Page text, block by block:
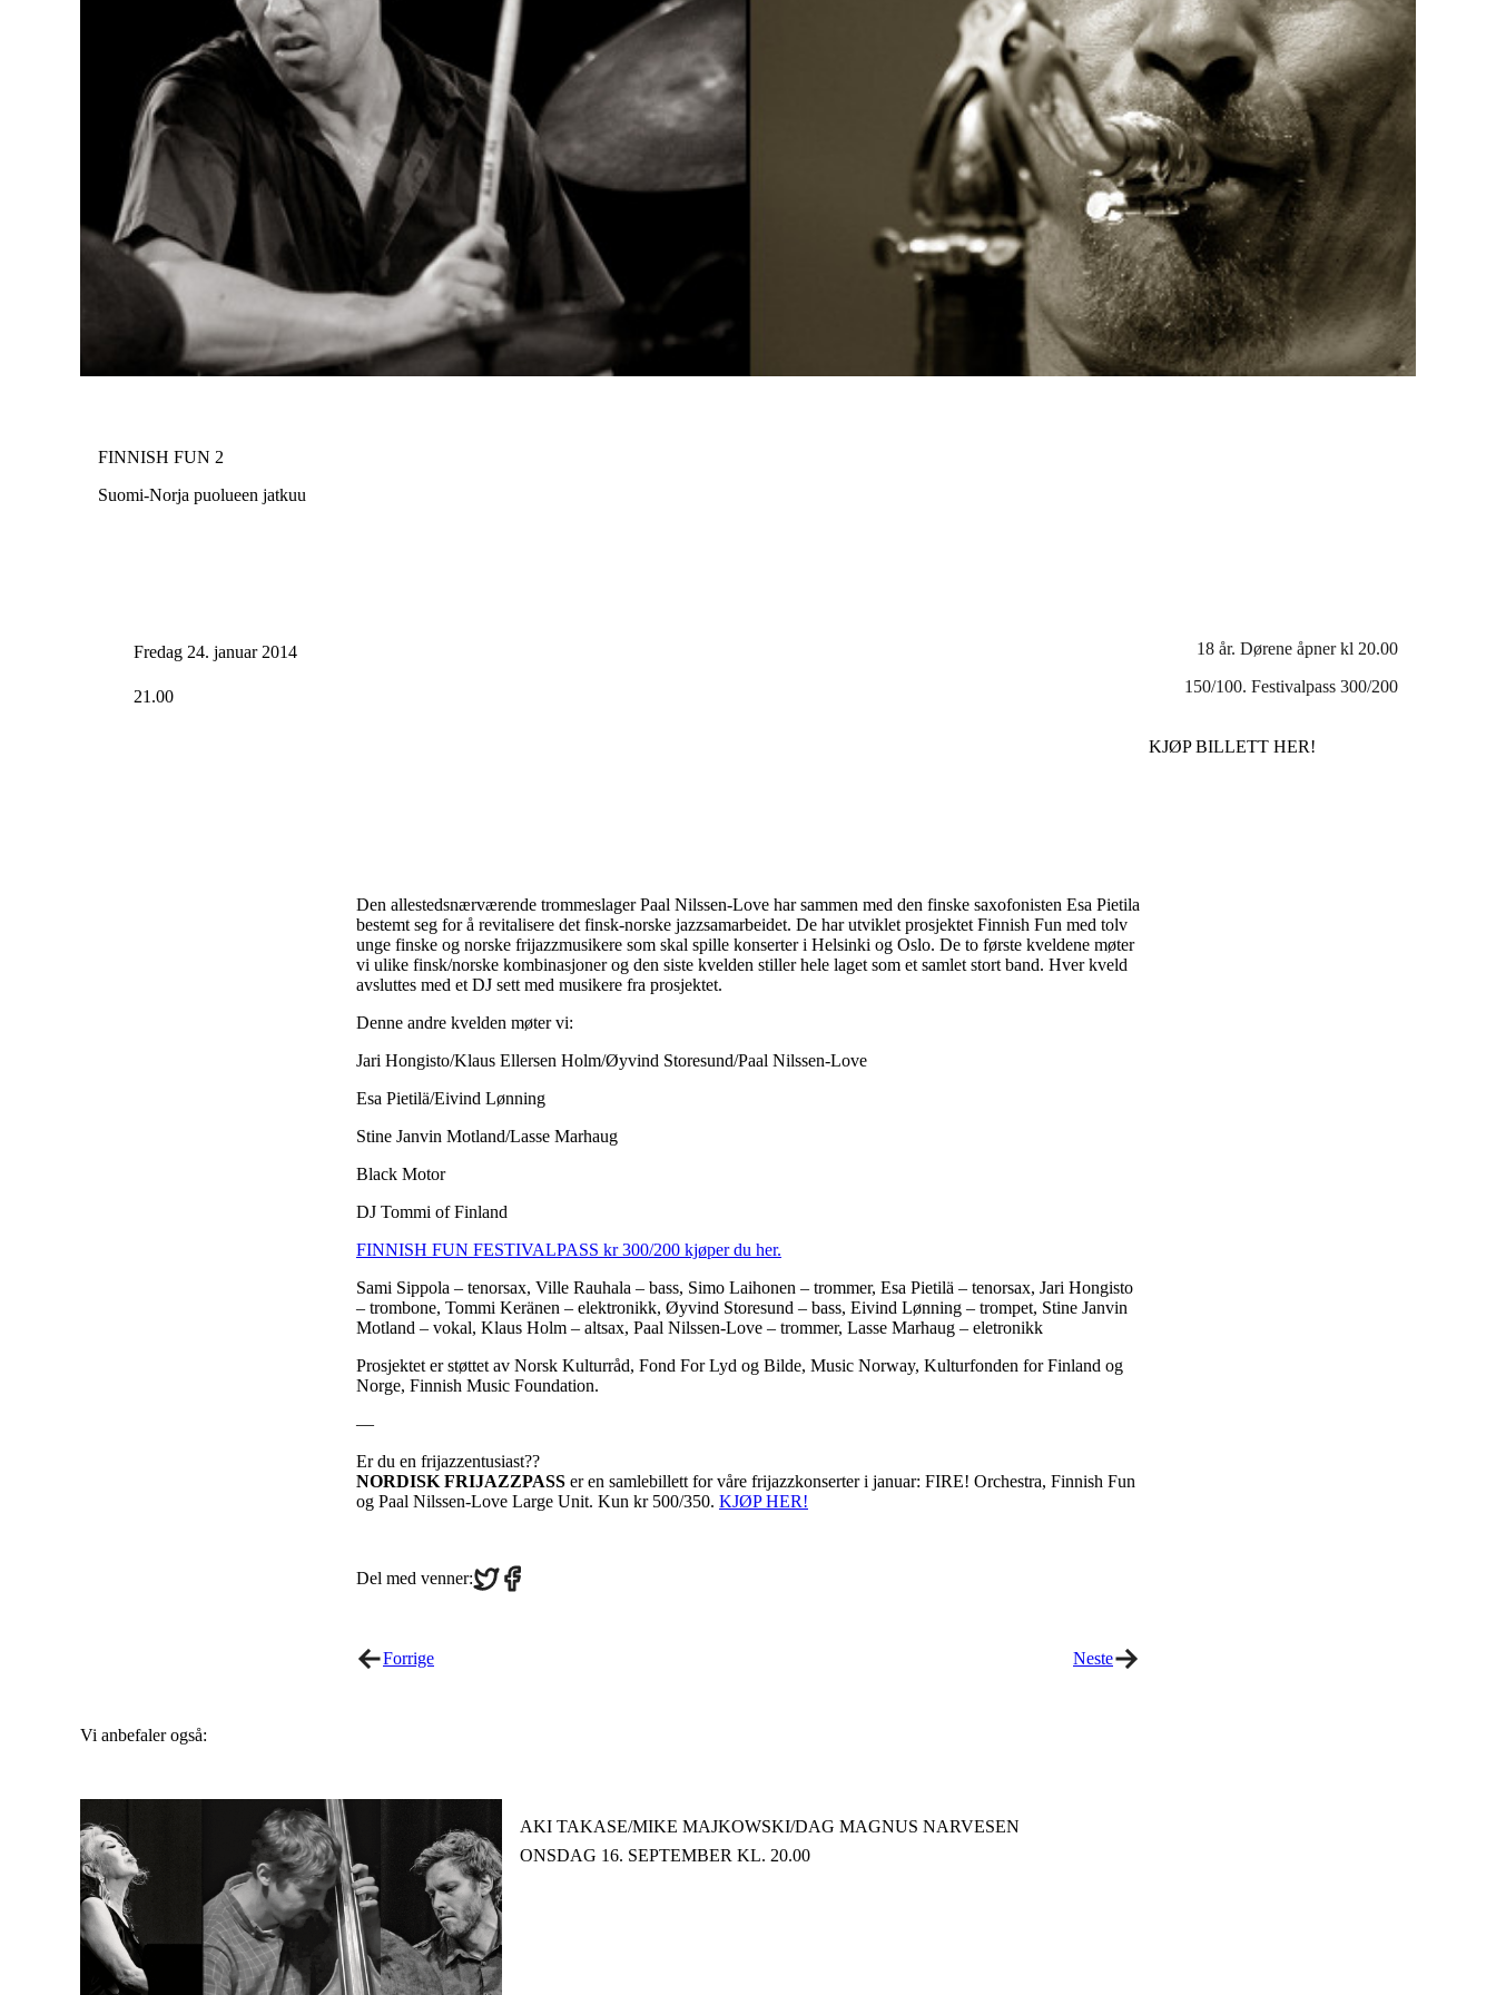
FINNISH FUN 2
Suomi-Norja puolueen jatkuu
Fredag 24. januar 2014
21.00
18 år. Dørene åpner kl 20.00
150/100. Festivalpass 300/200
KJØP BILLETT HER!
Den allestedsnærværende trommeslager Paal Nilssen-Love har sammen med den finske saxofonisten Esa Pietila
bestemt seg for å revitalisere det finsk-norske jazzsamarbeidet. De har utviklet prosjektet Finnish Fun med tolv
unge finske og norske frijazzmusikere som skal spille konserter i Helsinki og Oslo. De to første kveldene møter
vi ulike finsk/norske kombinasjoner og den siste kvelden stiller hele laget som et samlet stort band. Hver kveld
avsluttes med et DJ sett med musikere fra prosjektet.
Denne andre kvelden møter vi:
Jari Hongisto/Klaus Ellersen Holm/Øyvind Storesund/Paal Nilssen-Love
Esa Pietilä/Eivind Lønning
Stine Janvin Motland/Lasse Marhaug
Black Motor
DJ Tommi of Finland
FINNISH FUN FESTIVALPASS kr 300/200 kjøper du her.
Sami Sippola – tenorsax, Ville Rauhala – bass, Simo Laihonen – trommer, Esa Pietilä – tenorsax, Jari Hongisto
– trombone, Tommi Keränen – elektronikk, Øyvind Storesund – bass, Eivind Lønning – trompet, Stine Janvin
Motland – vokal, Klaus Holm – altsax, Paal Nilssen-Love – trommer, Lasse Marhaug – eletronikk
Prosjektet er støttet av Norsk Kulturråd, Fond For Lyd og Bilde, Music Norway, Kulturfonden for Finland og
Norge, Finnish Music Foundation.
—
Er du en frijazzentusiast??
NORDISK FRIJAZZPASS er en samlebillett for våre frijazzkonserter i januar: FIRE! Orchestra, Finnish Fun
og Paal Nilssen-Love Large Unit. Kun kr 500/350. KJØP HER!
Del med venner:Share
on
Share
on
Forrige Neste
Vi anbefaler også:
­AKI TAKASE/MIKE MAJKOWSKI/DAG MAGNUS NARVESEN­
ONSDAG 16. SEPTEMBER KL. 20.00